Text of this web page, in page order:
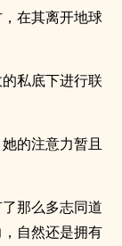
在其离开地球
私底下进行联
的注意力暂且
那么多志同道
自然还是拥有